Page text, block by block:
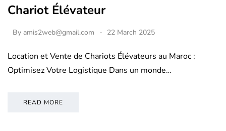
Chariot Élévateur
By amis2web@gmail.com 22 March 2025
Location et Vente de Chariots Élévateurs au Maroc :
Optimisez Votre Logistique Dans un monde…
READ MORE